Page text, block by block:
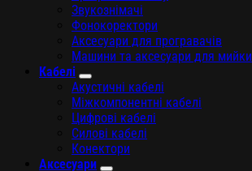
Звукознімачі
Фонокоректори
Аксесуари для програвачів
Машини та аксесуари для мийки
Кабелі
Акустичні кабелі
Міжкомпонентні кабелі
Цифрові кабелі
Силові кабелі
Конектори
Аксесуари